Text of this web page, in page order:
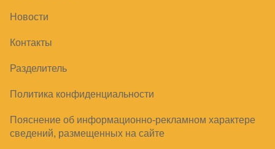
Новости
Контакты
Разделитель
Политика конфиденциальности
Пояснение об информационно-рекламном характере
сведений, размещенных на сайте
СПЛИТ-СИСТЕМА СРЕДНЕТЕМПЕРАТУРНАЯ
АРКТИКА СМС 460